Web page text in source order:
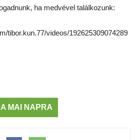
ha medvével találkozunk:
tibor.kun.77/videos/192625309074289
MAI NAPRA